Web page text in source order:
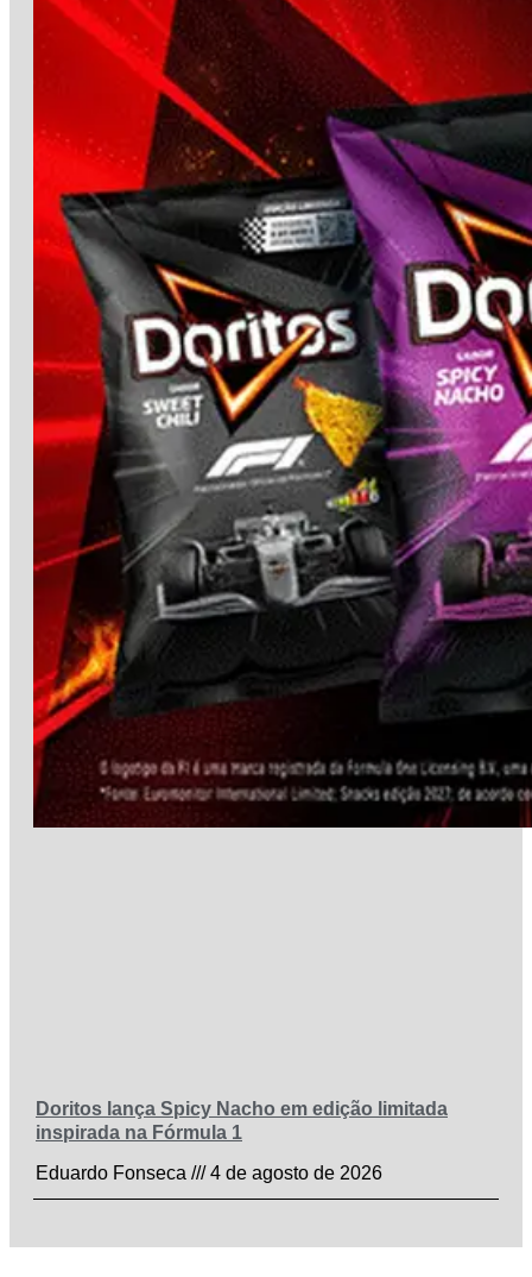
Doritos lança Spicy Nacho em edição limitada
inspirada na Fórmula 1
Eduardo Fonseca
4 de agosto de 2026